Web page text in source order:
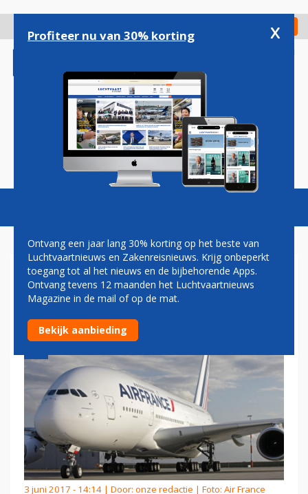
gaan
Check in
Magazine Podcasts Vacatures
AIR FRANCE OPENT POP-UP
RESTAURANT IN NEW YORK
3 juni 2017 - 14:14 | Door: onze redactie | Foto: Air France
Profiteer nu van 30% korting x
Ontvang een jaar lang 30% korting op het beste van
Luchtvaartnieuws en Zakenreisnieuws. Krijg onbeperkt
toegang tot al het nieuws en de bijbehorende Apps.
Ontvang tevens 12 maanden het Luchtvaartnieuws
Magazine in de mail of op de mat.
Bekijk aanbieding